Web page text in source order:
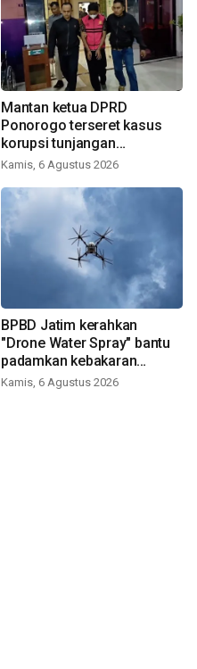
Mantan ketua DPRD
Ponorogo terseret kasus
korupsi tunjangan
perumahan
Kamis, 6 Agustus 2026
BPBD Jatim kerahkan
"Drone Water Spray" bantu
padamkan kebakaran
Bromo
Kamis, 6 Agustus 2026